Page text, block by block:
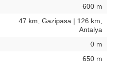
600 m
47 km, Gazipasa | 126 km,
Antalya
0 m
650 m